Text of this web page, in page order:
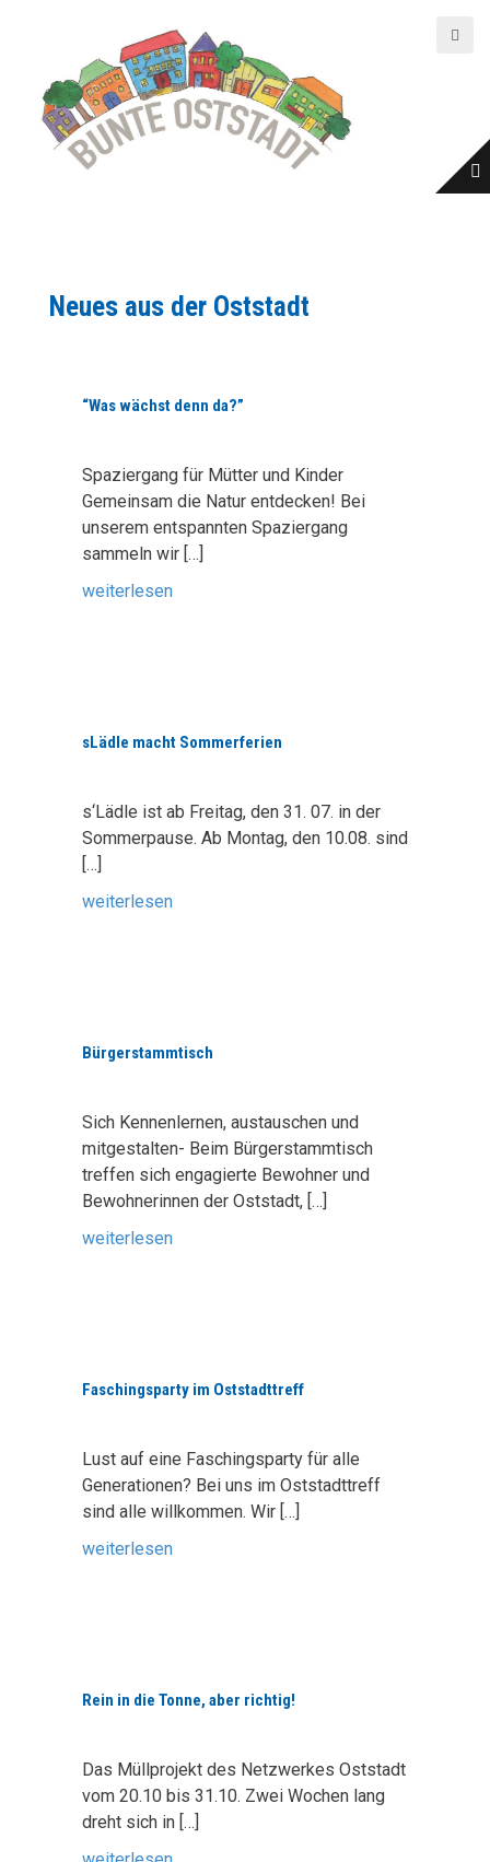
Neues aus der Oststadt
“Was wächst denn da?”
Spaziergang für Mütter und Kinder
Gemeinsam die Natur entdecken! Bei
unserem entspannten Spaziergang
sammeln wir […]
weiterlesen
sLädle macht Sommerferien
s‘Lädle ist ab Freitag, den 31. 07. in der
Sommerpause. Ab Montag, den 10.08. sind
[…]
weiterlesen
Bürgerstammtisch
Sich Kennenlernen, austauschen und
mitgestalten- Beim Bürgerstammtisch
treffen sich engagierte Bewohner und
Bewohnerinnen der Oststadt, […]
weiterlesen
Faschingsparty im Oststadttreff
Lust auf eine Faschingsparty für alle
Generationen? Bei uns im Oststadttreff
sind alle willkommen. Wir […]
weiterlesen
Rein in die Tonne, aber richtig!
Das Müllprojekt des Netzwerkes Oststadt
vom 20.10 bis 31.10. Zwei Wochen lang
dreht sich in […]